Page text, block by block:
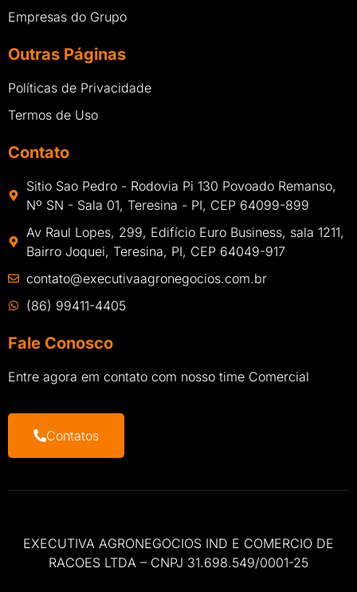
Empresas do Grupo
Outras Páginas
Políticas de Privacidade
Termos de Uso
Contato
Sitio Sao Pedro - Rodovia Pi 130 Povoado Remanso,
Nº SN - Sala 01, Teresina - PI, CEP 64099-899
Av Raul Lopes, 299, Edifício Euro Business, sala 1211,
Bairro Joquei, Teresina, PI, CEP 64049-917
contato@executivaagronegocios.com.br
(86) 99411-4405
Fale Conosco
Entre agora em contato com nosso time Comercial
Contatos
EXECUTIVA AGRONEGOCIOS IND E COMERCIO DE
RACOES LTDA – CNPJ 31.698.549/0001-25